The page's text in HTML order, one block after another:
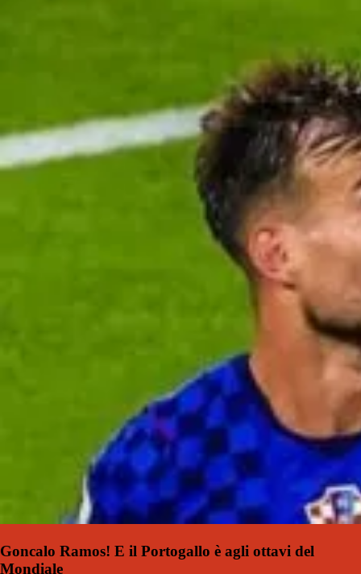
Goncalo Ramos! E il Portogallo è agli ottavi del
Mondiale